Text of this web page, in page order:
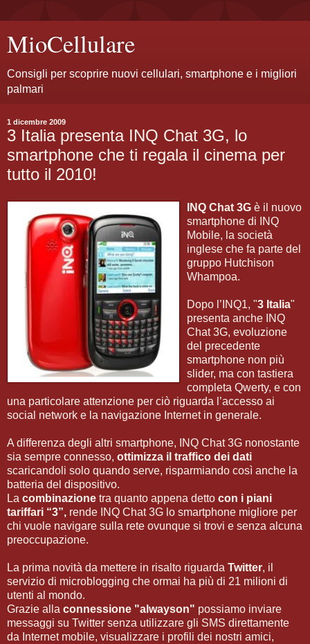
MioCellulare
Consigli per scoprire nuovi cellulari, smartphone e i migliori
palmari
1 dicembre 2009
3 Italia presenta INQ Chat 3G, lo
smartphone che ti regala il cinema per
tutto il 2010!
INQ Chat 3G è il nuovo
smartphone di INQ
Mobile, la società
inglese che fa parte del
gruppo Hutchison
Whampoa.
Dopo l’INQ1, "3 Italia"
presenta anche INQ
Chat 3G, evoluzione
del precedente
smartphone non più
slider, ma con tastiera
completa Qwerty, e con
una particolare attenzione per ciò riguarda l’accesso ai
social network e la navigazione Internet in generale.
A differenza degli altri smartphone, INQ Chat 3G nonostante
sia sempre connesso, ottimizza il traffico dei dati
scaricandoli solo quando serve, risparmiando così anche la
batteria del dispositivo.
La combinazione tra quanto appena detto con i piani
tariffari “3”, rende INQ Chat 3G lo smartphone migliore per
chi vuole navigare sulla rete ovunque si trovi e senza alcuna
preoccupazione.
La prima novità da mettere in risalto riguarda Twitter, il
servizio di microblogging che ormai ha più di 21 milioni di
utenti al mondo.
Grazie alla connessione "alwayson" possiamo inviare
messaggi su Twitter senza utilizzare gli SMS direttamente
da Internet mobile, visualizzare i profili dei nostri amici,